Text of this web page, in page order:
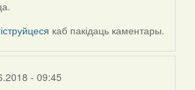
каб пакідаць каментары.
- 09:45